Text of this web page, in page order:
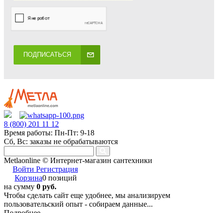
ПОДПИСАТЬСЯ
8 (800) 201 11 12
Время работы: Пн-Пт: 9-18
Сб, Вс: заказы не обрабатываются
Metlaonline © Интернет-магазин сантехники
Войти Регистрация
Корзина0 позиций
на сумму 0 руб.
Чтобы сделать сайт еще удобнее, мы анализируем
пользовательский опыт - собираем данные...